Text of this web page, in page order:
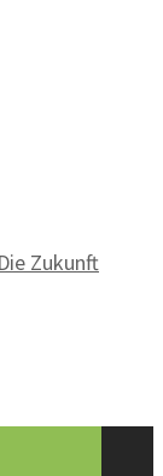
Zukunft